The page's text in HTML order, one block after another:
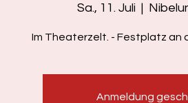
Sa., 11. Juli
  |
Im Theaterzelt. - Festplatz an
Anmeldung